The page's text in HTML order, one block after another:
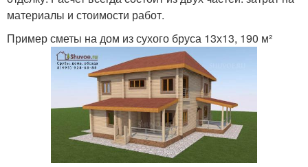
материалы и стоимости работ.
Пример сметы на дом из сухого бруса 13х13, 190 м²